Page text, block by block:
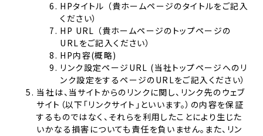
HPタイトル （貴ホームページのタイトルをご記入
ください）
HP URL （貴ホームページのトップページの
URLをご記入ください）
HP内容(概略)
リンク設定ページURL (当社トップページへのリ
ンク設定をするページのURLをご記入ください）
当社は、当サイトからのリンクに関し、リンク先のウェブ
サイト（以下「リンクサイト」といいます。）の内容を保証
するものではなく、それらを利用したことにより生じた
いかなる損害についても責任を負いません。また、リン